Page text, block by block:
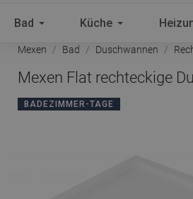
Bad Küche
Mexen Bad Duschwannen
Mexen Flat rechteckige
BADEZIMMER-TAGE